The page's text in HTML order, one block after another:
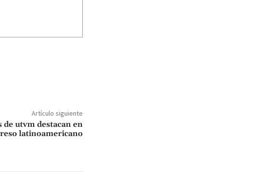
Artículo siguiente
de utvm destacan en
latinoamericano